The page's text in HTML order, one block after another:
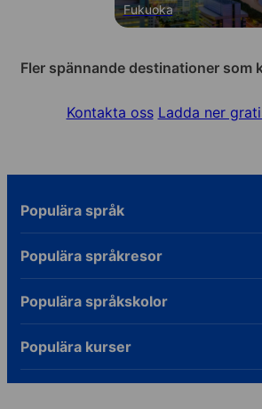
Fukuoka
Fler spännande destinationer som
Kontakta oss Ladda ner
Populära språk
Populära språkresor
Populära språkskolor
Populära kurser